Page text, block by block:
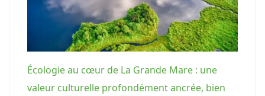
Écologie au cœur de La Grande Mare : une
valeur culturelle profondément ancrée, bien